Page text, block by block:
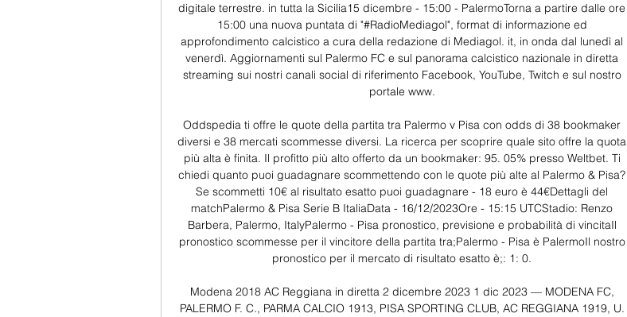
digitale terrestre. in tutta la Sicilia15 dicembre - 15:00 - PalermoTorna a partire dalle ore
15:00 una nuova puntata di "#RadioMediagol", format di informazione ed
approfondimento calcistico a cura della redazione di Mediagol. it, in onda dal lunedì al
venerdì. Aggiornamenti sul Palermo FC e sul panorama calcistico nazionale in diretta
streaming sui nostri canali social di riferimento Facebook, YouTube, Twitch e sul nostro
portale www.
Oddspedia ti offre le quote della partita tra Palermo v Pisa con odds di 38 bookmaker
diversi e 38 mercati scommesse diversi. La ricerca per scoprire quale sito offre la quota
più alta è finita. Il profitto più alto offerto da un bookmaker: 95. 05% presso Weltbet. Ti
chiedi quanto puoi guadagnare scommettendo con le quote più alte al Palermo & Pisa?
Se scommetti 10€ al risultato esatto puoi guadagnare - 18 euro è 44€Dettagli del
matchPalermo & Pisa Serie B ItaliaData - 16/12/2023Ore - 15:15 UTCStadio: Renzo
Barbera, Palermo, ItalyPalermo - Pisa pronostico, previsione e probabilità di vincitaIl
pronostico scommesse per il vincitore della partita tra;Palermo - Pisa è PalermoIl nostro
pronostico per il mercato di risultato esatto è;: 1: 0.
Modena 2018 AC Reggiana in diretta 2 dicembre 2023 1 dic 2023 — MODENA FC,
PALERMO F. C., PARMA CALCIO 1913, PISA SPORTING CLUB, AC REGGIANA 1919, U.